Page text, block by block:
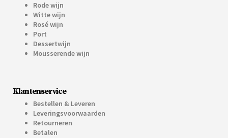
Rode wijn
Witte wijn
Rosé wijn
Port
Dessertwijn
Mousserende wijn
Klantenservice
Bestellen & Leveren
Leveringsvoorwaarden
Retourneren
Betalen